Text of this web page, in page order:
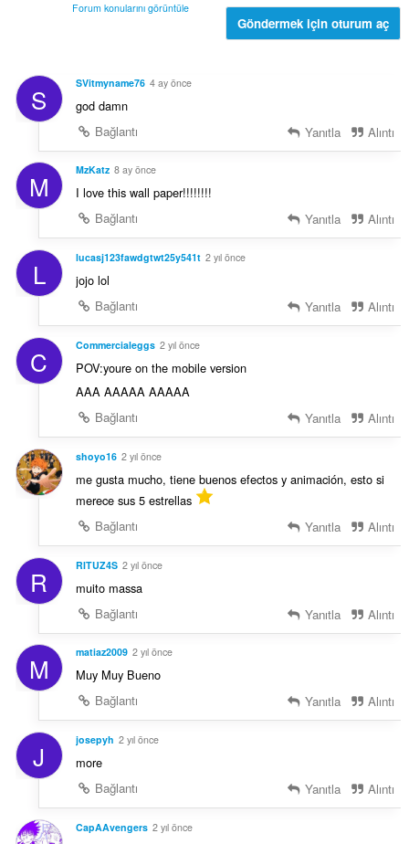
Forum konularını görüntüle
Göndermek için oturum aç
S SVitmyname76 4 ay önce
god damn
Bağlantı
Yanıtla Alıntı
M MzKatz 8 ay önce
I love this wall paper!!!!!!!!
Bağlantı
Yanıtla Alıntı
L lucasj123fawdgtwt25y541t 2 yıl önce
jojo lol
Bağlantı
Yanıtla Alıntı
C Commercialeggs 2 yıl önce
POV:youre on the mobile version
AAA AAAAA AAAAA
Bağlantı
Yanıtla Alıntı
shoyo16 2 yıl önce
me gusta mucho, tiene buenos efectos y animación, esto si
merece sus 5 estrellas
Bağlantı
Yanıtla Alıntı
R RITUZ4S 2 yıl önce
muito massa
Bağlantı
Yanıtla Alıntı
M matiaz2009 2 yıl önce
Muy Muy Bueno
Bağlantı
Yanıtla Alıntı
J josepyh 2 yıl önce
more
Bağlantı
Yanıtla Alıntı
CapAAvengers 2 yıl önce